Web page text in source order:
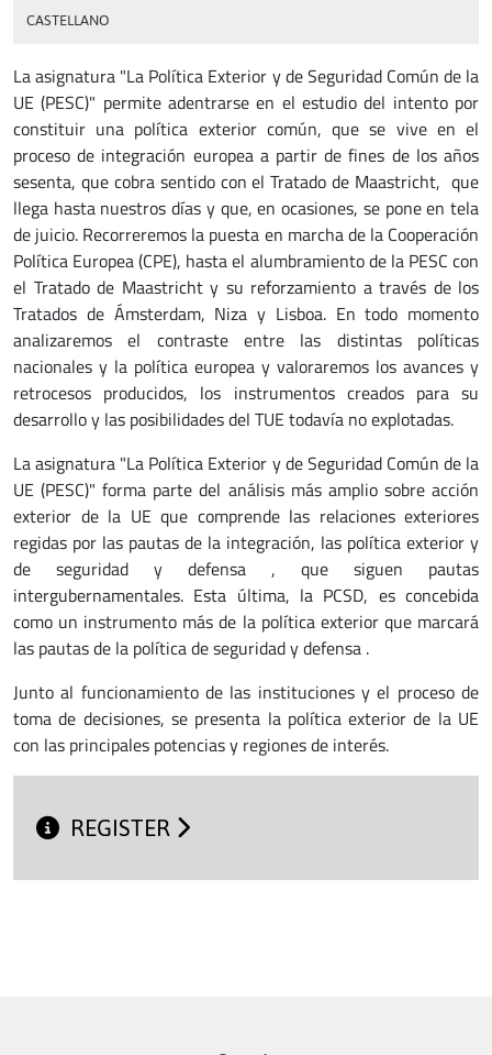
CASTELLANO
La asignatura "La Política Exterior y de Seguridad Común de la
UE (PESC)" permite adentrarse en el estudio del intento por
constituir una política exterior común, que se vive en el
proceso de integración europea a partir de fines de los años
sesenta, que cobra sentido con el Tratado de Maastricht, que
llega hasta nuestros días y que, en ocasiones, se pone en tela
de juicio. Recorreremos la puesta en marcha de la Cooperación
Política Europea (CPE), hasta el alumbramiento de la PESC con
el Tratado de Maastricht y su reforzamiento a través de los
Tratados de Ámsterdam, Niza y Lisboa. En todo momento
analizaremos el contraste entre las distintas políticas
nacionales y la política europea y valoraremos los avances y
retrocesos producidos, los instrumentos creados para su
desarrollo y las posibilidades del TUE todavía no explotadas.
La asignatura "La Política Exterior y de Seguridad Común de la
UE (PESC)" forma parte del análisis más amplio sobre acción
exterior de la UE que comprende las relaciones exteriores
regidas por las pautas de la integración, las política exterior y
de seguridad y defensa , que siguen pautas
intergubernamentales. Esta última, la PCSD, es concebida
como un instrumento más de la política exterior que marcará
las pautas de la política de seguridad y defensa .
Junto al funcionamiento de las instituciones y el proceso de
toma de decisiones, se presenta la política exterior de la UE
con las principales potencias y regiones de interés.
REGISTER